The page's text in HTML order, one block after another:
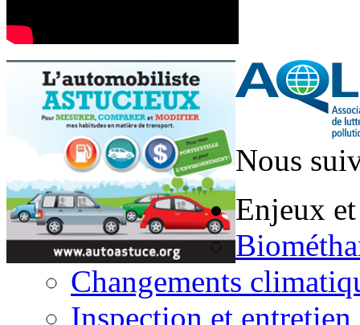
Nous
Enjeux
Changements
Inspection et entretien